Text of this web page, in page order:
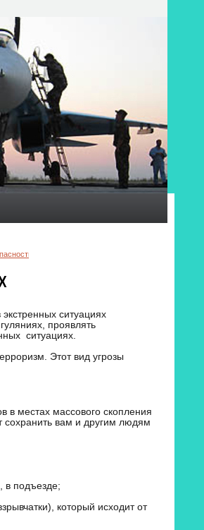
о прогнозируемых и возникших
ситуациях
проявлять
ситуациях.
Этот вид угрозы
в местах массового скопления
вам и другим людям
в подъезде;
который исходит от